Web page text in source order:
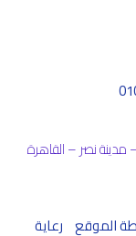
الموقع رعاية